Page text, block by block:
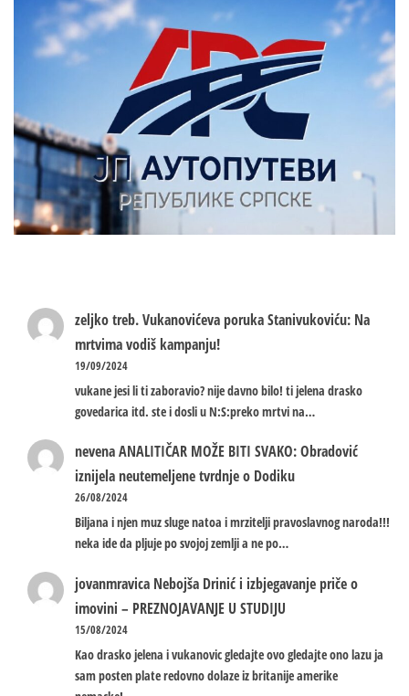
zeljko treb.Vukanovićeva poruka Stanivukoviću: Na
mrtvima vodiš kampanju!
19/09/2024
vukane jesi li ti zaboravio? nije davno bilo! ti jelena drasko
govedarica itd. ste i dosli u N:S:preko mrtvi na…
nevenaANALITIČAR MOŽE BITI SVAKO: Obradović
iznijela neutemeljene tvrdnje o Dodiku
26/08/2024
Biljana i njen muz sluge natoa i mrzitelji pravoslavnog naroda!!!
neka ide da pljuje po svojoj zemlji a ne po…
jovanmravica Nebojša Drinić i izbjegavanje priče o
imovini – PREZNOJAVANJE U STUDIJU
15/08/2024
Kao drasko jelena i vukanovic gledajte ovo gledajte ono lazu ja
sam posten plate redovno dolaze iz britanije amerike